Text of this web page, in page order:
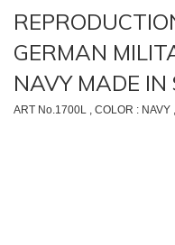
GERMAN
NAVY MADE IN
ART No.1700L , COLOR : NAVY